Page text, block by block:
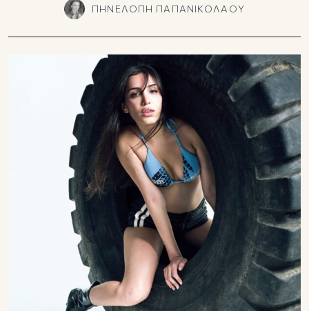
ΠΗΝΕΛΟΠΗ ΠΑΠΑΝΙΚΟΛΑΟΥ